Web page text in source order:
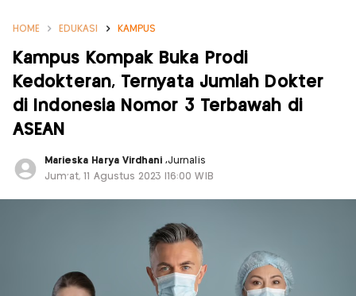
HOME EDUKASI KAMPUS
Kampus Kompak Buka Prodi
Kedokteran, Ternyata Jumlah Dokter
di Indonesia Nomor 3 Terbawah di
ASEAN
Marieska Harya Virdhani,Jurnalis
Jum'at, 11 Agustus 2023 |16:00 WIB